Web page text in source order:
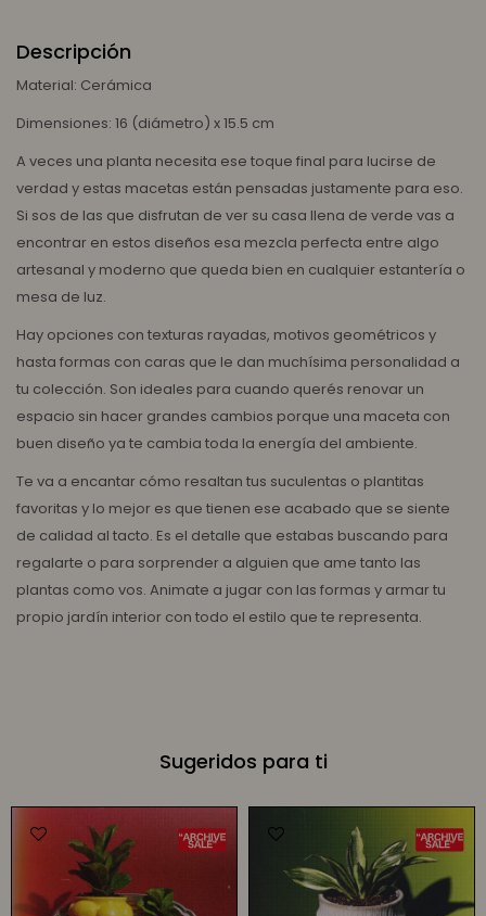
Descripción
Material: Cerámica
Dimensiones: 16 (diámetro) x 15.5 cm
A veces una planta necesita ese toque final para lucirse de
verdad y estas macetas están pensadas justamente para eso.
Si sos de las que disfrutan de ver su casa llena de verde vas a
encontrar en estos diseños esa mezcla perfecta entre algo
artesanal y moderno que queda bien en cualquier estantería o
mesa de luz.
Hay opciones con texturas rayadas, motivos geométricos y
hasta formas con caras que le dan muchísima personalidad a
tu colección. Son ideales para cuando querés renovar un
espacio sin hacer grandes cambios porque una maceta con
buen diseño ya te cambia toda la energía del ambiente.
Te va a encantar cómo resaltan tus suculentas o plantitas
favoritas y lo mejor es que tienen ese acabado que se siente
de calidad al tacto. Es el detalle que estabas buscando para
regalarte o para sorprender a alguien que ame tanto las
plantas como vos. Animate a jugar con las formas y armar tu
propio jardín interior con todo el estilo que te representa.
Sugeridos para ti